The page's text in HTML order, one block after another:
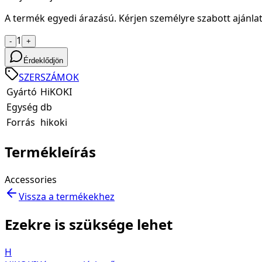
A termék egyedi árazású. Kérjen személyre szabott
- 1 +
Érdeklődjön
SZERSZÁMOK
Gyártó HiKOKI
Egység db
Forrás hikoki
Termékleírás
Accessories
Vissza a termékekhez
Ezekre is szüksége lehet
H